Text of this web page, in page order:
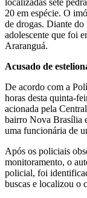
20 em espécie. O
de drogas. Diante do
adolescente que foi
Araranguá.
Acusado de
De acordo com a
horas desta quinta-
acionada pela
bairro Nova Brasília
uma funcionária de
Após os policiais
monitoramento, o
policial, foi
buscas e localizou o